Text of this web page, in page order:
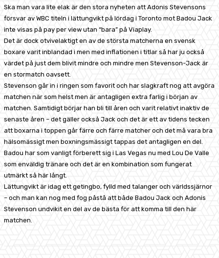
Ska man vara lite elak är den stora nyheten att Adonis Stevensons
försvar av WBC titeln i lättungvikt på lördag i Toronto mot Badou Jack
inte visas på pay per view utan “bara” på Viaplay.
Det är dock otvivelaktigt en av de största matcherna en svensk
boxare varit inblandad i men med inflationen i titlar så har ju också
värdet på just dem blivit mindre och mindre men Stevenson-Jack är
en stormatch oavsett.
Stevenson går in i ringen som favorit och har slagkraft nog att avgöra
matchen när som helst men är antagligen extra farlig i början av
matchen. Samtidigt börjar han bli till åren och varit relativt inaktiv de
senaste åren – det gäller också Jack och det är ett av tidens tecken
att boxarna i toppen går färre och färre matcher och det må vara bra
hälsomässigt men boxningsmässigt tappas det antagligen en del.
Badou har som vanligt förberett sig i Las Vegas nu med Lou De Valle
som enväldig tränare och det är en kombination som fungerat
utmärkt så här långt.
Lättungvikt är idag ett getingbo, fylld med talanger och världssjärnor
– och man kan nog med fog påstå att både Badou Jack och Adonis
Stevenson undvikit en del av de bästa för att komma till den här
matchen.